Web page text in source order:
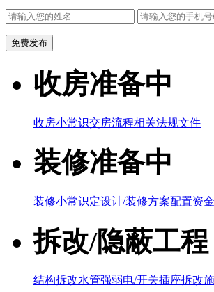
收房准备中
收房小常识交房流程相关法规文件
装修准备中
装修小常识定设计/装修方案配置资
拆改/隐蔽工程
结构拆改水管强弱电/开关插座拆改